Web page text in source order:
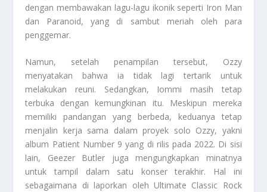
dengan membawakan lagu-lagu ikonik seperti Iron Man
dan Paranoid, yang di sambut meriah oleh para
penggemar.
Namun, setelah penampilan tersebut, Ozzy
menyatakan bahwa ia tidak lagi tertarik untuk
melakukan reuni. Sedangkan, Iommi masih tetap
terbuka dengan kemungkinan itu. Meskipun mereka
memiliki pandangan yang berbeda, keduanya tetap
menjalin kerja sama dalam proyek solo Ozzy, yakni
album Patient Number 9 yang di rilis pada 2022. Di sisi
lain, Geezer Butler juga mengungkapkan minatnya
untuk tampil dalam satu konser terakhir. Hal ini
sebagaimana di laporkan oleh Ultimate Classic Rock